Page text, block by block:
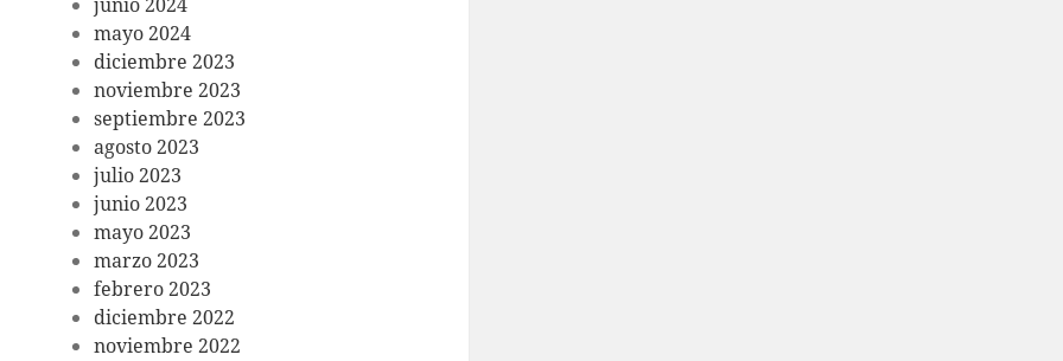
mayo 2024
diciembre 2023
noviembre 2023
septiembre 2023
agosto 2023
julio 2023
junio 2023
mayo 2023
marzo 2023
febrero 2023
diciembre 2022
noviembre 2022